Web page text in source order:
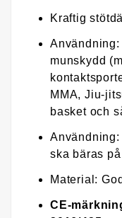
Kraftig
munskydd
MMA, Jiu-
basket och
Användning:
ska bäras
Material:
CE-